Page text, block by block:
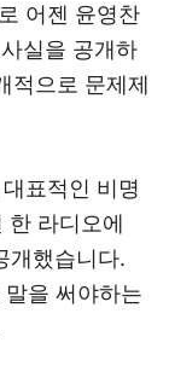
어젠 윤영찬
실을 공개하
적으로 문제제
표적인 비명
한 라디오에
개했습니다.
을 써야하는